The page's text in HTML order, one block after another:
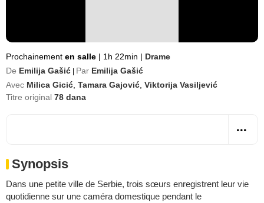
Prochainement en salle | 1h 22min | Drame
De Emilija Gašić Par Emilija Gašić
Avec Milica Gicić Tamara Gajović Viktorija Vasiljević
Titre original 78 dana
Synopsis
Dans une petite ville de Serbie, trois sœurs enregistrent leur vie
quotidienne sur une caméra domestique pendant le